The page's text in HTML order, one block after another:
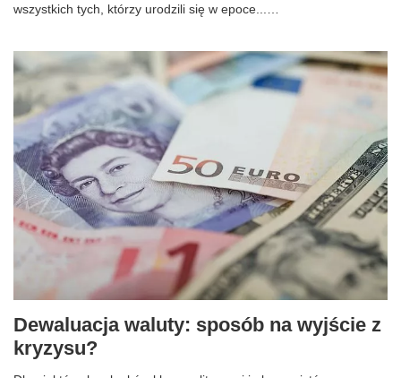
wszystkich tych, którzy urodzili się w epoce...…
Dewaluacja waluty: sposób na wyjście z
kryzysu?